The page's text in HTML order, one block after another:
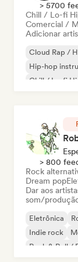
> 5700
Chill / Lo-fi
Comercial /
Adicionar
Cloud Rap /
Hip-hop
Chill / Lo-fi
> 800
Rock
Dream pop
Dar aos
som/
Eletrônica
Indie rock
Rock & Roll /